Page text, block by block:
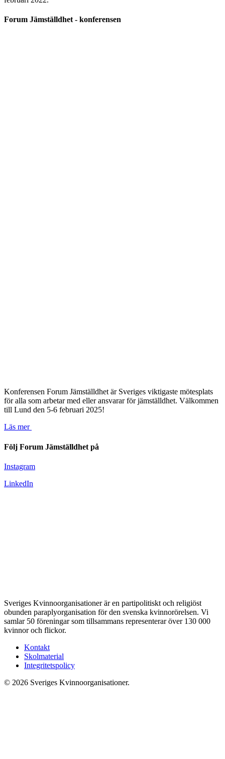
Forum Jämställdhet - konferensen
Konferensen Forum Jämställdhet är Sveriges viktigaste mötesplats
för alla som arbetar med eller ansvarar för jämställdhet. Välkommen
till Lund den 5-6 februari 2025!
Läs mer
Följ Forum Jämställdhet på
Instagram
LinkedIn
Sveriges Kvinnoorganisationer är en partipolitiskt och religiöst
obunden paraplyorganisation för den svenska kvinnorörelsen. Vi
samlar 50 föreningar som tillsammans representerar över 130 000
kvinnor och flickor.
Kontakt
Skolmaterial
Integritetspolicy
© 2026 Sveriges Kvinnoorganisationer.